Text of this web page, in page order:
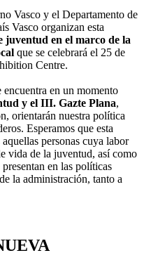
Vasco y el Departamento de
Vasco organizan esta
juventud en el marco de la
que se celebrará el 25 de
Centre.
en un momento
y el III. Gazte Plana,
orientarán nuestra política
Esperamos que esta
personas cuya labor
vida de la juventud, así como
en las políticas
la administración, tanto a